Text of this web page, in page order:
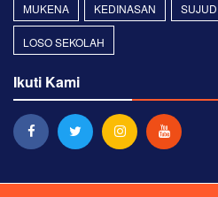
MUKENA KEDINASAN SUJUD
LOSO SEKOLAH
Ikuti Kami